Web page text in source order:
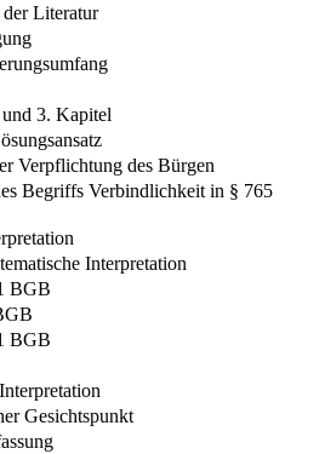
Literatur
3. Kapitel
Verpflichtung des Bürgen
Begriffs Verbindlichkeit in § 765
Interpretation
BGB
BGB
Gesichtspunkt